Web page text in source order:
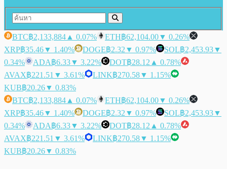
BTC฿2,133,884 ▲ 0.07% ETH฿62,104.00▼ 0.26%
XRP฿35.46▼ 1.40% DOGE฿2.32 ▼ 0.97% SOL฿2,453.93▼
0.34%
ADA฿6.33▼ 3.22% DOT฿28.12 ▲ 0.78%
AVAX฿221.51 ▼ 3.61% LINK฿270.58▼ 1.15%
KUB฿20.26▼ 0.83%
BTC฿2,133,884 ▲ 0.07% ETH฿62,104.00▼ 0.26%
XRP฿35.46▼ 1.40% DOGE฿2.32 ▼ 0.97% SOL฿2,453.93▼
0.34%
ADA฿6.33▼ 3.22% DOT฿28.12 ▲ 0.78%
AVAX฿221.51 ▼ 3.61% LINK฿270.58▼ 1.15%
KUB฿20.26▼ 0.83%